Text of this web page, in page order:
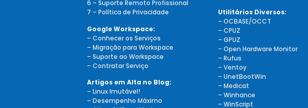
6 – Suporte Remoto Profissional
7 – Política de Privacidade
Google Workspace:
–Conhecer os Serviços
–Migração para Workspace
–Suporte ao Workspace
–Contratar Serviço
Artigos em Alta no Blog:
– Linux Imutável!
– Desempenho Máximo
Utilitários Diversos:
–OCBASE/OCCT
–CPUZ
–GPUZ
–Open Hardware Monitor
–Rufus
–Ventoy
–UnetBootWin
–Medicat
–Winhance
–WinScript